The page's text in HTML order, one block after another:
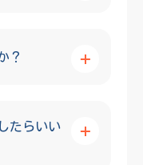
？
たらいい